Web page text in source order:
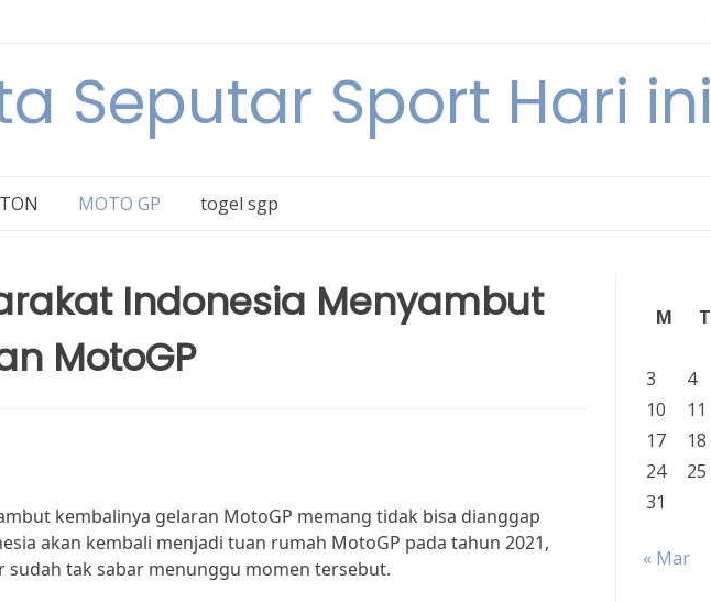
Seputar Sport Hari ini
MOTO GP togel sgp
Indonesia Menyambut
MotoGP
kembalinya gelaran MotoGP memang tidak bisa dianggap
akan kembali menjadi tuan rumah MotoGP pada tahun 2021,
tak sabar menunggu momen tersebut.
M
T
3
4
10
11
17
18
24
25
31
« Mar